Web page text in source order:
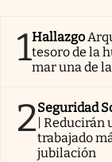
1Hallazgo
tesoro de la
mar una de
2Seguridad
| Reducirán
trabajado
jubilación